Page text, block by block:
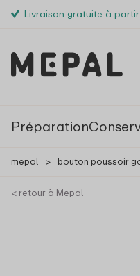
Livraison gratuite à
Préparation
mepal > bouton poussoir
< retour à Mepal